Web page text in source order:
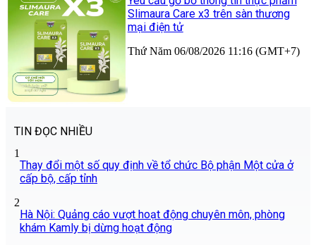
Slimaura Care x3 trên sàn thương
mại điện tử
Thứ Năm 06/08/2026 11:16 (GMT+7)
TIN ĐỌC NHIỀU
1
Thay đổi một số quy định về tổ chức Bộ phận Một cửa ở
cấp bộ, cấp tỉnh
2
Hà Nội: Quảng cáo vượt hoạt động chuyên môn, phòng
khám Kamly bị dừng hoạt động